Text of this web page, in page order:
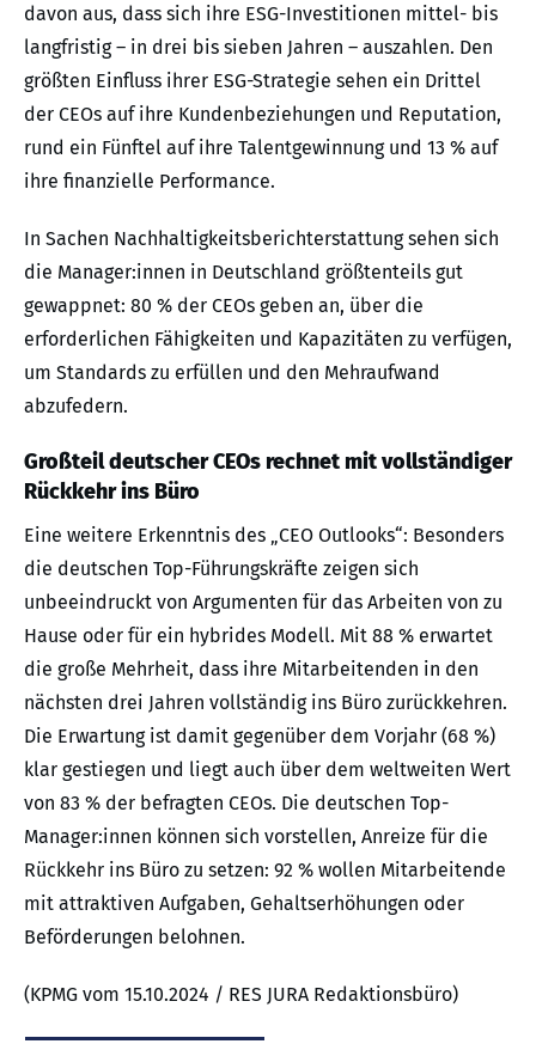
davon aus, dass sich ihre ESG-Investitionen mittel- bis
langfristig – in drei bis sieben Jahren – auszahlen. Den
größten Einfluss ihrer ESG-Strategie sehen ein Drittel
der CEOs auf ihre Kundenbeziehungen und Reputation,
rund ein Fünftel auf ihre Talentgewinnung und 13 % auf
ihre finanzielle Performance.
In Sachen Nachhaltigkeitsberichterstattung sehen sich
die Manager:innen in Deutschland größtenteils gut
gewappnet: 80 % der CEOs geben an, über die
erforderlichen Fähigkeiten und Kapazitäten zu verfügen,
um Standards zu erfüllen und den Mehraufwand
abzufedern.
Großteil deutscher CEOs rechnet mit vollständiger
Rückkehr ins Büro
Eine weitere Erkenntnis des „CEO Outlooks“: Besonders
die deutschen Top-Führungskräfte zeigen sich
unbeeindruckt von Argumenten für das Arbeiten von zu
Hause oder für ein hybrides Modell. Mit 88 % erwartet
die große Mehrheit, dass ihre Mitarbeitenden in den
nächsten drei Jahren vollständig ins Büro zurückkehren.
Die Erwartung ist damit gegenüber dem Vorjahr (68 %)
klar gestiegen und liegt auch über dem weltweiten Wert
von 83 % der befragten CEOs. Die deutschen Top-
Manager:innen können sich vorstellen, Anreize für die
Rückkehr ins Büro zu setzen: 92 % wollen Mitarbeitende
mit attraktiven Aufgaben, Gehaltserhöhungen oder
Beförderungen belohnen.
(KPMG vom 15.10.2024 / RES JURA Redaktionsbüro)